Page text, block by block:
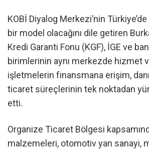
KOBİ Diyalog Merkezi’nin
bir model olacağını dile getiren
Kredi Garanti Fonu (KGF), İGE ve
birimlerinin aynı merkezde hizmet
işletmelerin finansmana erişim,
ticaret süreçlerinin tek noktadan
etti.
Organize Ticaret Bölgesi
malzemeleri, otomotiv yan sanayi,